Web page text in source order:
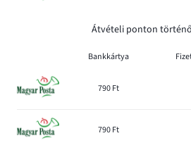
Átvételi ponton
Bankkártya
790 Ft
790 Ft